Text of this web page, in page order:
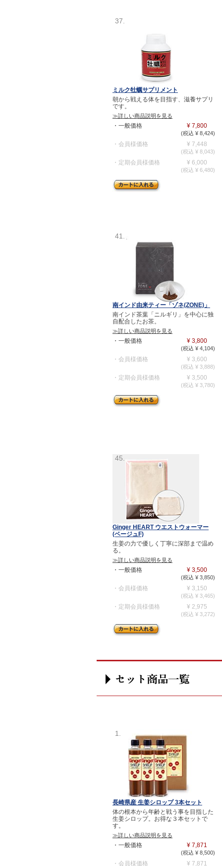
37.
ミルク牡蠣サプリメント
朝から戦える体を目指す、滋養サプリ
です。
≫詳しい商品説明を見る
・一般価格 ¥ 7,800
(税込 ¥ 8,424)
・会員様価格 ¥ 7,448
(税込 ¥ 8,043)
・定期会員様価格 ¥ 6,000
(税込 ¥ 6,480)
41.
南インド由来ティー「ゾネ(ZONE)」
南インド茶葉「ニルギリ」を中心に独
自配合したお茶。
≫詳しい商品説明を見る
・一般価格 ¥ 3,800
(税込 ¥ 4,104)
・会員様価格 ¥ 3,600
(税込 ¥ 3,888)
・定期会員様価格 ¥ 3,500
(税込 ¥ 3,780)
45.
Ginger HEART ウエストウォーマー
(ベージュF)
生姜の力で優しく丁寧に深部まで温め
る。
≫詳しい商品説明を見る
・一般価格 ¥ 3,500
(税込 ¥ 3,850)
・会員様価格 ¥ 3,150
(税込 ¥ 3,465)
・定期会員様価格 ¥ 2,975
(税込 ¥ 3,272)
1.
長崎県産 生姜シロップ 3本セット
体の根本から年齢と戦う事を目指した
生姜シロップ。お得な３本セットで
す。
≫詳しい商品説明を見る
・一般価格 ¥ 7,871
(税込 ¥ 8,500)
・会員様価格 ¥ 7,871